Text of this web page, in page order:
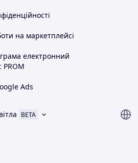
на маркетплейсі
електронний
PROM
Ads
BETA